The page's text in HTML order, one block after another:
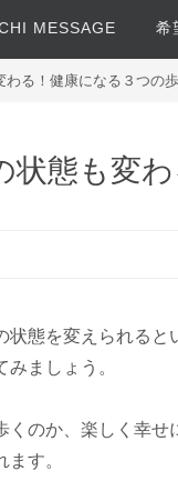
MESSAGE 希
る！健康になる３つの
態も変
態を変えられると
ましょう。
のか、楽しく幸せ
す。